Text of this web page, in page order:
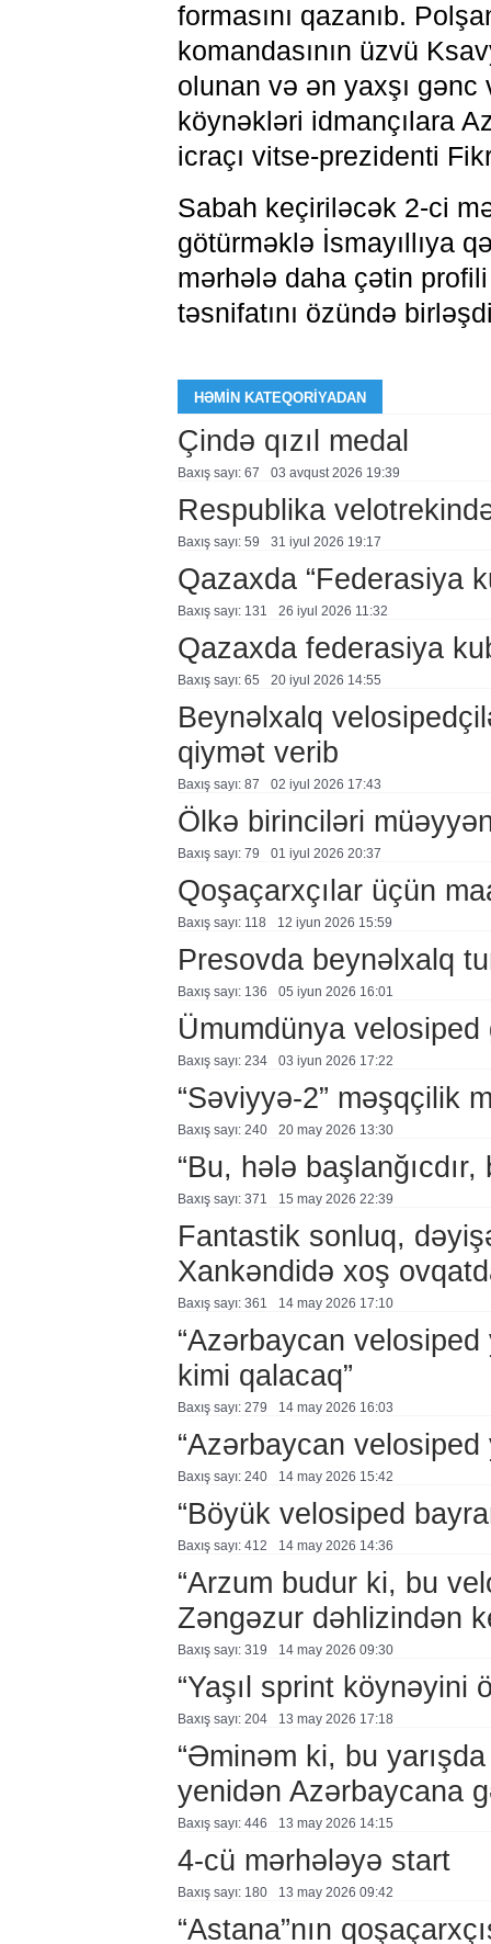
formasını qazanıb.
komandasının üzvü
olunan və ən yaxşı
köynəkləri idmançılara
icraçı vitse-prezidenti
Sabah keçiriləcək 2-ci
götürməklə İsmayıllıya
mərhələ daha çətin
təsnifatını özündə
HƏMIN KATEQORIYADAN
Çində qızıl medal
Baxış sayı: 67 03 avqust 2026 19:39
Respublika
Baxış sayı: 59 31 i̇yul 2026 19:17
Qazaxda “Federasiya
Baxış sayı: 131 26 i̇yul 2026 11:32
Qazaxda federasiya
Baxış sayı: 65 20 i̇yul 2026 14:55
Beynəlxalq
qiymət verib
Baxış sayı: 87 02 i̇yul 2026 17:43
Ölkə birinciləri
Baxış sayı: 79 01 i̇yul 2026 20:37
Qoşaçarxçılar üçün
Baxış sayı: 118 12 i̇yun 2026 15:59
Presovda beynəlxalq
Baxış sayı: 136 05 i̇yun 2026 16:01
Ümumdünya
Baxış sayı: 234 03 i̇yun 2026 17:22
“Səviyyə-2” məşqçilik
Baxış sayı: 240 20 may 2026 13:30
“Bu, hələ
Baxış sayı: 371 15 may 2026 22:39
Fantastik sonluq,
Xankəndidə xoş
Baxış sayı: 361 14 may 2026 17:10
“Azərbaycan
kimi qalacaq”
Baxış sayı: 279 14 may 2026 16:03
“Azərbaycan velosiped
Baxış sayı: 240 14 may 2026 15:42
“Böyük velosiped
Baxış sayı: 412 14 may 2026 14:36
“Arzum budur ki, bu
Zəngəzur dəhlizindən
Baxış sayı: 319 14 may 2026 09:30
“Yaşıl sprint köynəyini
Baxış sayı: 204 13 may 2026 17:18
“Əminəm ki, bu
yenidən Azərbaycana
Baxış sayı: 446 13 may 2026 14:15
4-cü mərhələyə start
Baxış sayı: 180 13 may 2026 09:42
“Astana”nın